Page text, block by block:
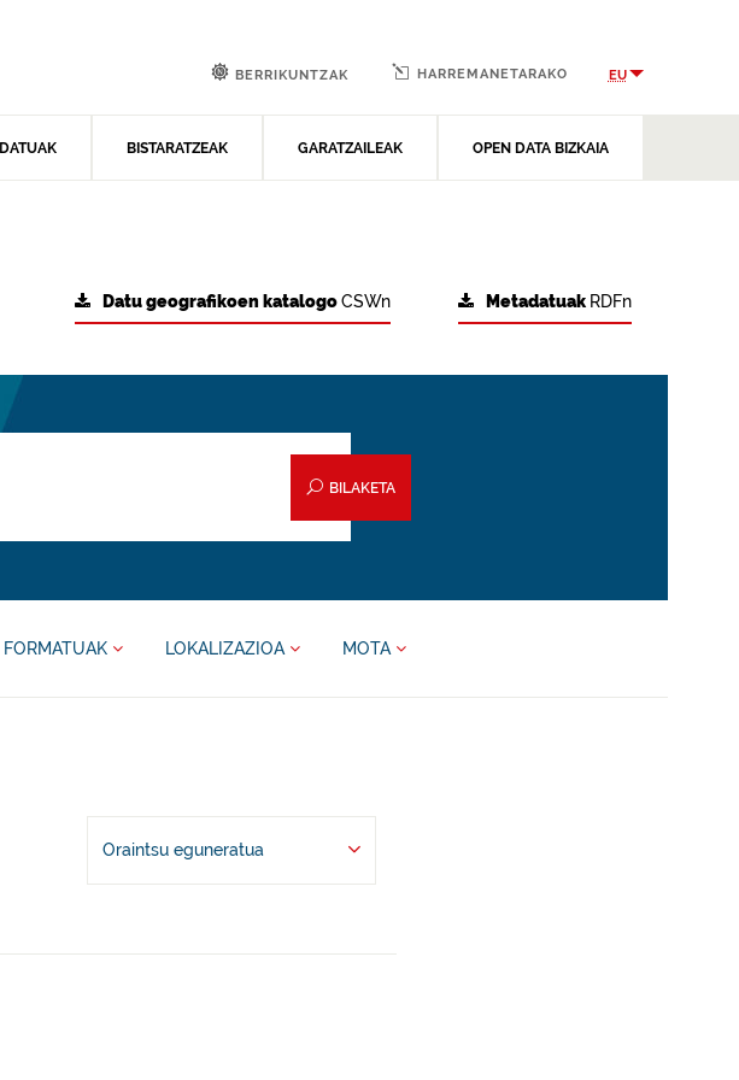
DATUAK BISTARATZEAK GARATZAILEAK OPEN DATA BIZKAIA
BERRIKUNTZAK HARREMANETARAKO EU
Metadatuak RDFn
Datu geografikoen katalogoCSWn
BILAKETA
FORMATUAK LOKALIZAZIOA MOTA
Oraintsu eguneratua